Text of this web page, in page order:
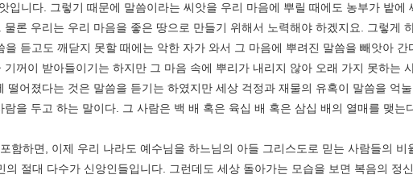
입니다. 그렇기 때문에 말씀이라는 씨앗을 우리 마음에 뿌릴 때에도 농부가 밭
론 우리는 우리 마음을 좋은 땅으로 만들기 위해서 노력해야 하겠지요. 그렇게
을 듣고도 깨닫지 못할 때에는 악한 자가 와서 그 마음에 뿌려진 말씀을 빼앗아
꺼이 받아들이기는 하지만 그 마음 속에 뿌리가 내리지 않아 오래 가지 못하는
떨어졌다는 것은 말씀을 듣기는 하였지만 세상 걱정과 재물의 유혹이 말씀을 억
을 두고 하는 말이다. 그 사람은 백 배 혹은 육십 배 혹은 삼십 배의 열매를 맺는
함하면, 이제 우리 나라도 예수님을 하느님의 아들 그리스도로 믿는 사람들의
절대 다수가 신앙인들입니다. 그런데도 세상 돌아가는 모습을 보면 복음의 정